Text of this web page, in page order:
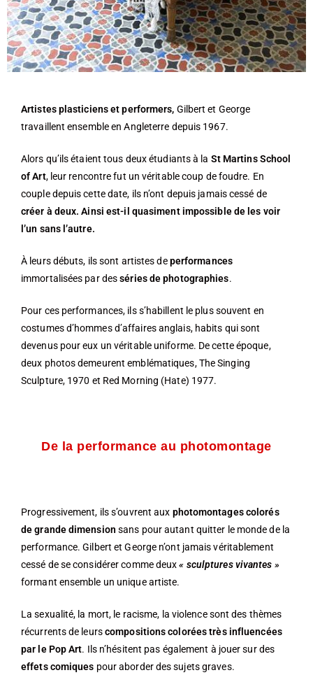
Artistes plasticiens et performers, Gilbert et George
travaillent ensemble en Angleterre depuis 1967.
Alors qu’ils étaient tous deux étudiants à la St Martins School
of Art, leur rencontre fut un véritable coup de foudre. En
couple depuis cette date, ils n’ont depuis jamais cessé de
créer à deux. Ainsi est-il quasiment impossible de les voir
l’un sans l’autre.
À leurs débuts, ils sont artistes deperformances
immortalisées par desséries de photographies.
Pour ces performances, ils s’habillent le plus souvent en
costumes d’hommes d’affaires anglais, habits qui sont
devenus pour eux un véritable uniforme. De cette époque,
deux photos demeurent emblématiques, The Singing
Sculpture, 1970 et Red Morning (Hate) 1977.
De la performance au photomontage
Progressivement, ils s’ouvrent aux photomontages colorés
de grande dimension sans pour autant quitter le monde de la
performance. Gilbert et George n’ont jamais véritablement
cessé de se considérer comme deux« sculptures vivantes »
formant ensemble un unique artiste.
La sexualité, la mort, le racisme, la violence sont des thèmes
récurrents de leurscompositions colorées très influencées
par le Pop Art. Ils n’hésitent pas également à jouer sur des
effets comiques pour aborder des sujets graves.